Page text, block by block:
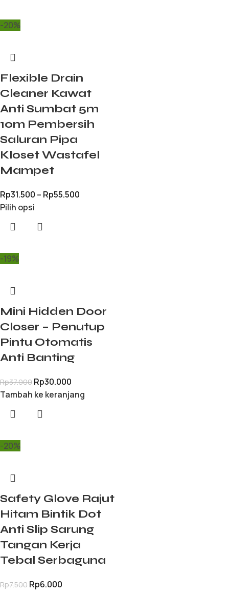
-20%
Flexible Drain
Cleaner Kawat
Anti Sumbat 5m
10m Pembersih
Saluran Pipa
Kloset Wastafel
Mampet
Rp31.500 – Rp55.500
Pilih opsi
-19%
Mini Hidden Door
Closer – Penutup
Pintu Otomatis
Anti Banting
Rp37.000 Rp30.000
Tambah ke keranjang
-20%
Safety Glove Rajut
Hitam Bintik Dot
Anti Slip Sarung
Tangan Kerja
Tebal Serbaguna
Rp7.500 Rp6.000